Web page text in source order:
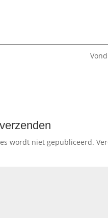
wordt niet gepubliceerd.